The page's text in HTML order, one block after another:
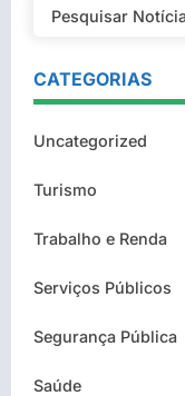
CATEGORIAS
Uncategorized
Turismo
Trabalho e Renda
Serviços Públicos
Segurança Pública
Saúde